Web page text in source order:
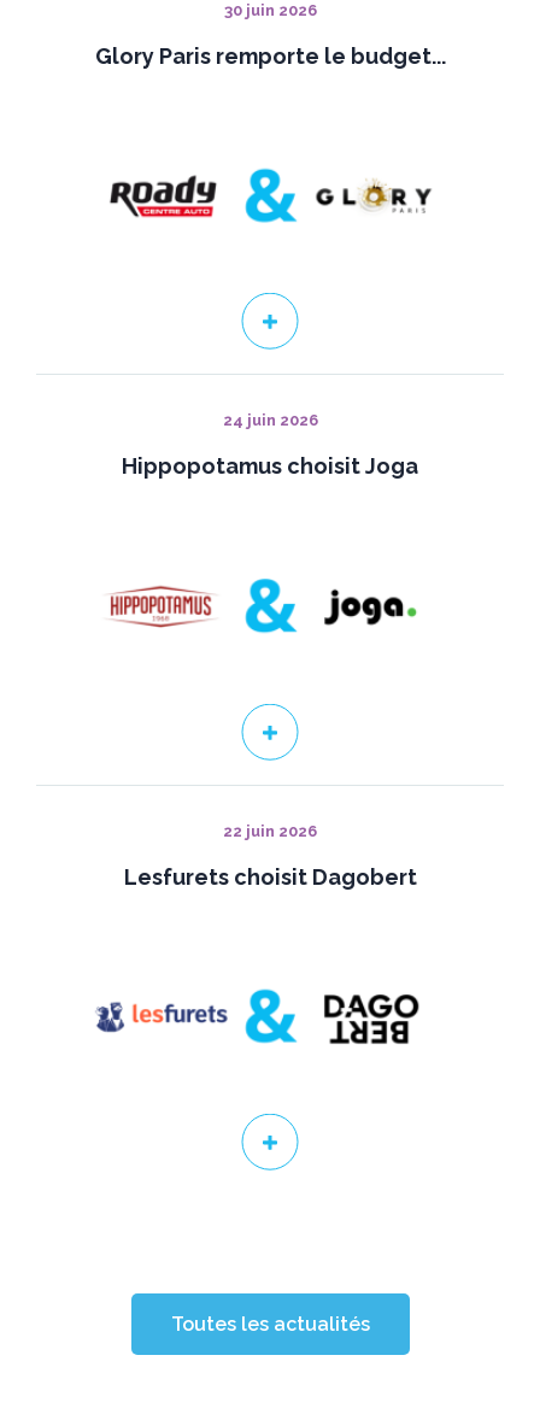
30 juin 2026
Glory Paris remporte le budget...
24 juin 2026
Hippopotamus choisit Joga
22 juin 2026
Lesfurets choisit Dagobert
Toutes les actualités